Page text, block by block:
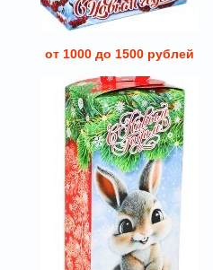
от 1000 до 1500 рублей